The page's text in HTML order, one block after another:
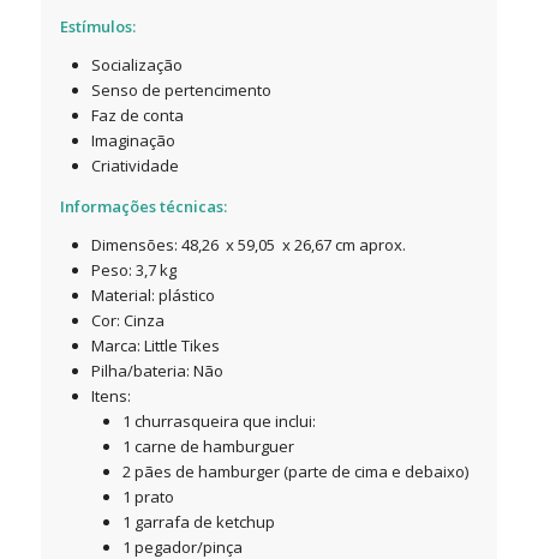
Estímulos:
Socialização
Senso de pertencimento
Faz de conta
Imaginação
Criatividade
Informações técnicas:
Dimensões: 48,26 x 59,05 x 26,67 cm aprox.
Peso: 3,7 kg
Material: plástico
Cor: Cinza
Marca: Little Tikes
Pilha/bateria: Não
Itens:
1 churrasqueira que inclui:
1 carne de hamburguer
2 pães de hamburger (parte de cima e debaixo)
1 prato
1 garrafa de ketchup
1 pegador/pinça